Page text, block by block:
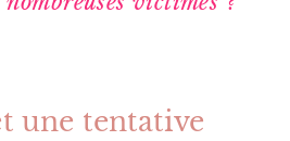
une tentative